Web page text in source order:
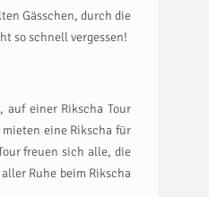
Gässchen, durch die
so schnell vergessen!
auf einer Rikscha Tour
eine Rikscha für
freuen sich alle, die
Ruhe beim Rikscha